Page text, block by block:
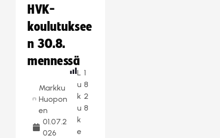
HVK-
koulutuksee
n 30.8.
mennessä
Markku
Huopon
en
01.07.2
026
L
u
k
u
k
e
1
8
2
8